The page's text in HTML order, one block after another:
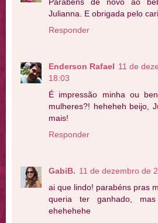
Parabéns de novo ao
Julianna. E obrigada pelo
Responder
Enderson Rafael 11 de
18:03
É impressão minha ou
mulheres?! heheheh beijo,
mais!
Responder
GabiB. 11 de dezembro de
ai que lindo! parabéns pras
queria ter ganhado,
ehehehehe